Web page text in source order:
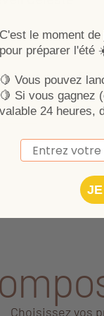
activités
le monde en
5/5- avis
panier
Choisissez vos
C'est le moment
pour préparer l'été
🍋 Vous pouvez
🍋 Si vous gagnez
valable 24 heures,
Email